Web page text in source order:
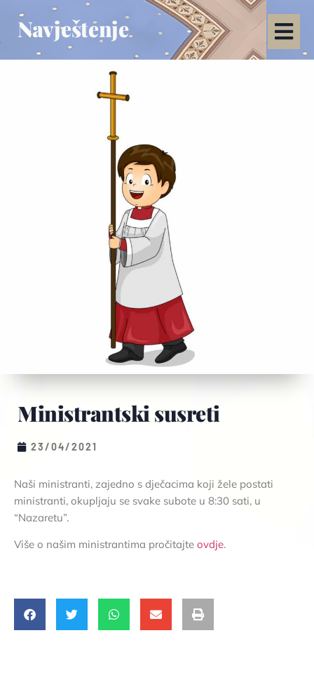
Navještenje
Ministrantski susreti
23/04/2021
Naši ministranti, zajedno s dječacima koji žele postati
ministranti, okupljaju se svake subote u 8:30 sati, u
“Nazaretu”.
Više o našim ministrantima pročitajte ovdje.